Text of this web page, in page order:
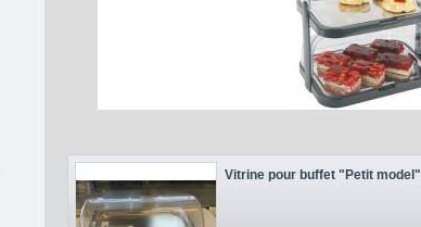
Vitrine pour buffet "Petit model"